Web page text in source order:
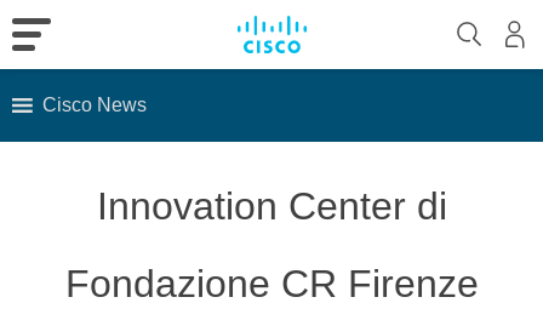
Cisco News
Innovation Center di
Fondazione CR Firenze